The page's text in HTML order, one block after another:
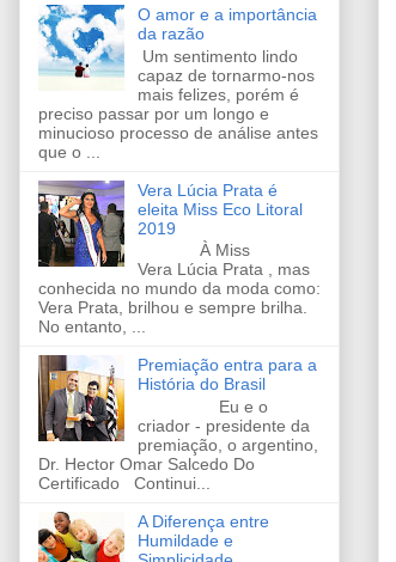
O amor e a importância
da razão
Um sentimento lindo
capaz de tornarmo-nos
mais felizes, porém é
preciso passar por um longo e
minucioso processo de análise antes
que o ...
Vera Lúcia Prata é
eleita Miss Eco Litoral
2019
À Miss
Vera Lúcia Prata , mas
conhecida no mundo da moda como:
Vera Prata, brilhou e sempre brilha.
No entanto, ...
Premiação entra para a
História do Brasil
Eu e o
criador - presidente da
premiação, o argentino,
Dr. Hector Omar Salcedo Do
Certificado Continui...
A Diferença entre
Humildade e